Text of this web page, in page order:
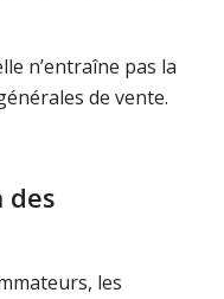
n’entraîne pas la
de vente.
des
les